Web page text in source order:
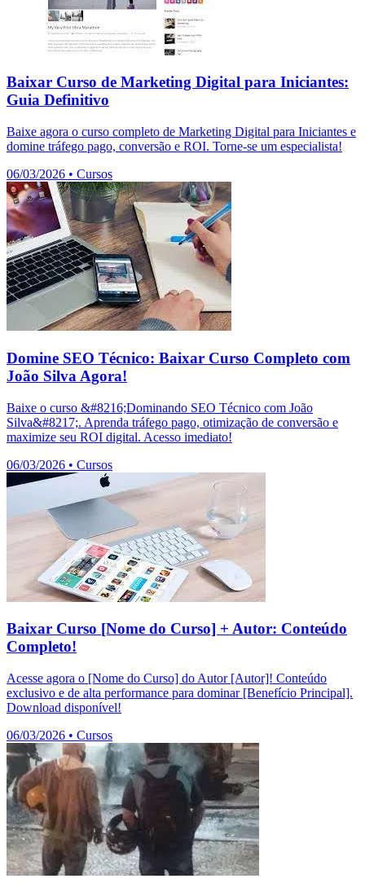
Baixar Curso de Marketing Digital para Iniciantes:
Guia Definitivo
Baixe agora o curso completo de Marketing Digital para Iniciantes e
domine tráfego pago, conversão e ROI. Torne-se um especialista!
06/03/2026 • Cursos
Domine SEO Técnico: Baixar Curso Completo com
João Silva Agora!
Baixe o curso &#8216;Dominando SEO Técnico com João
Silva&#8217;. Aprenda tráfego pago, otimização de conversão e
maximize seu ROI digital. Acesso imediato!
06/03/2026 • Cursos
Baixar Curso [Nome do Curso] + Autor: Conteúdo
Completo!
Acesse agora o [Nome do Curso] do Autor [Autor]! Conteúdo
exclusivo e de alta performance para dominar [Benefício Principal].
Download disponível!
06/03/2026 • Cursos